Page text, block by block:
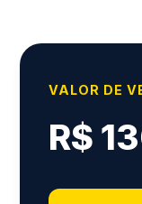
VALOR DE
R$